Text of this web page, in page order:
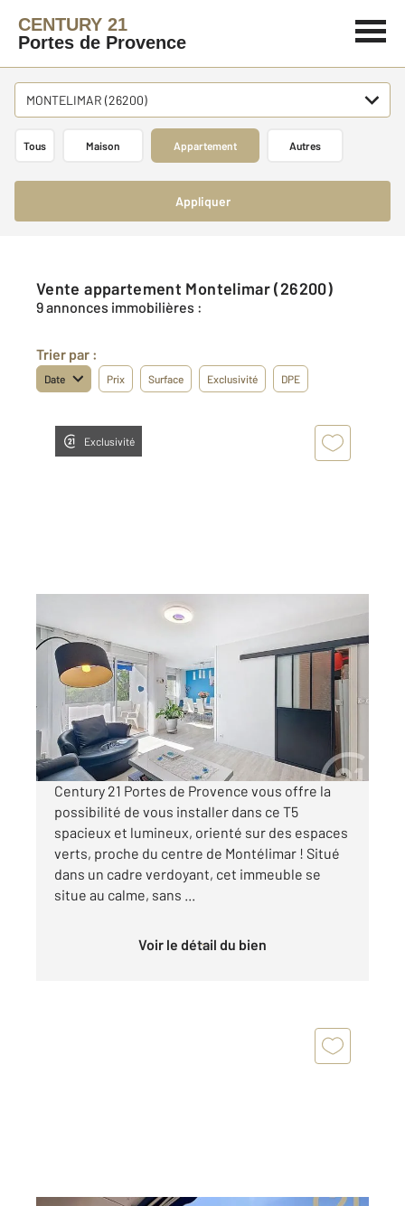
CENTURY 21
Portes de Provence
MONTELIMAR (26200)
Tous Maison Appartement Autres
Appliquer
Vente appartement Montelimar (26200)
9 annonces immobilières :
Trier par :
Date Prix Surface Exclusivité DPE
Exclusivité
107,55 m
Ref : 4811
Appartement F5 à vendre
277 000 €
Visiter le site dédié
Century 21 Portes de Provence vous offre la
possibilité de vous installer dans ce T5
spacieux et lumineux, orienté sur des espaces
verts, proche du centre de Montélimar ! Situé
dans un cadre verdoyant, cet immeuble se
situe au calme, sans ...
Voir le détail du bien